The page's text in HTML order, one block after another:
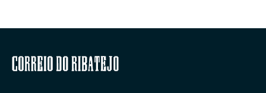
Correio do Ribatejo